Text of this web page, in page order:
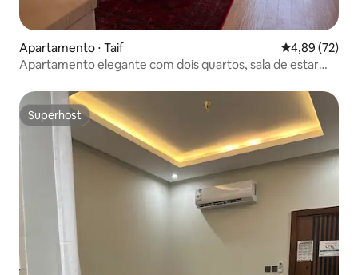
Apartamento ⋅ Taif 4,89 de uma
4,89 (72)
Apartamento elegante com dois quartos, sala de estar
Superhost
Superhost